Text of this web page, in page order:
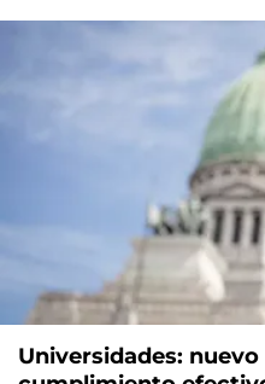
Universidades: